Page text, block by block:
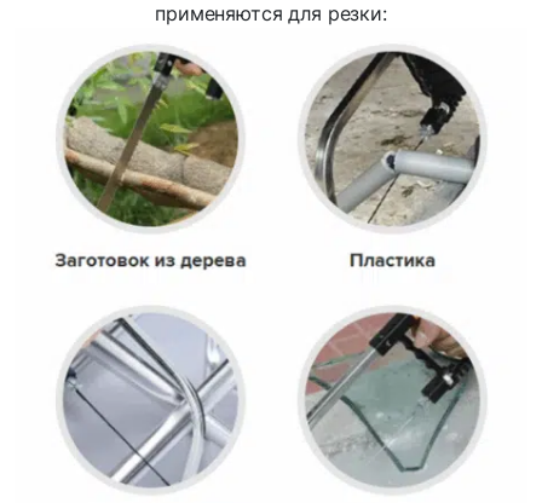
применяются для резки: